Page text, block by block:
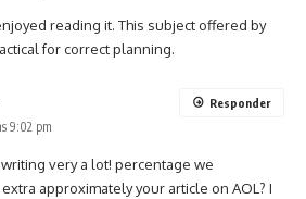
reading it. This subject offered by
for correct planning.
9:02 pm
very a lot! percentage we
approximately your article on AOL? I
Responder